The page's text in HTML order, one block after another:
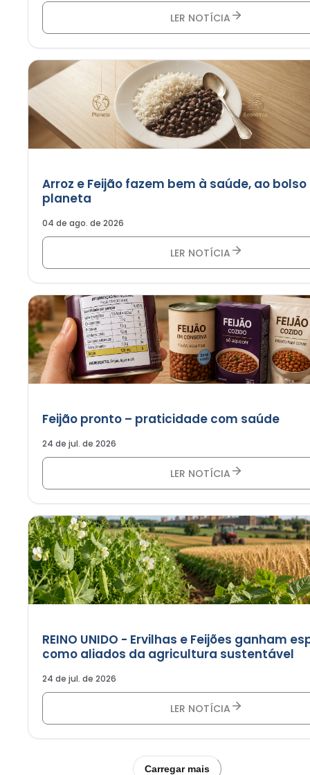
LER NOTÍCIA
Arroz e Feijão fazem bem à saúde, ao bolso
planeta
04 de ago. de 2026
LER NOTÍCIA
Feijão pronto – praticidade com saúde
24 de jul. de 2026
LER NOTÍCIA
REINO UNIDO - Ervilhas e Feijões ganham
como aliados da agricultura sustentável
24 de jul. de 2026
LER NOTÍCIA
Carregar mais